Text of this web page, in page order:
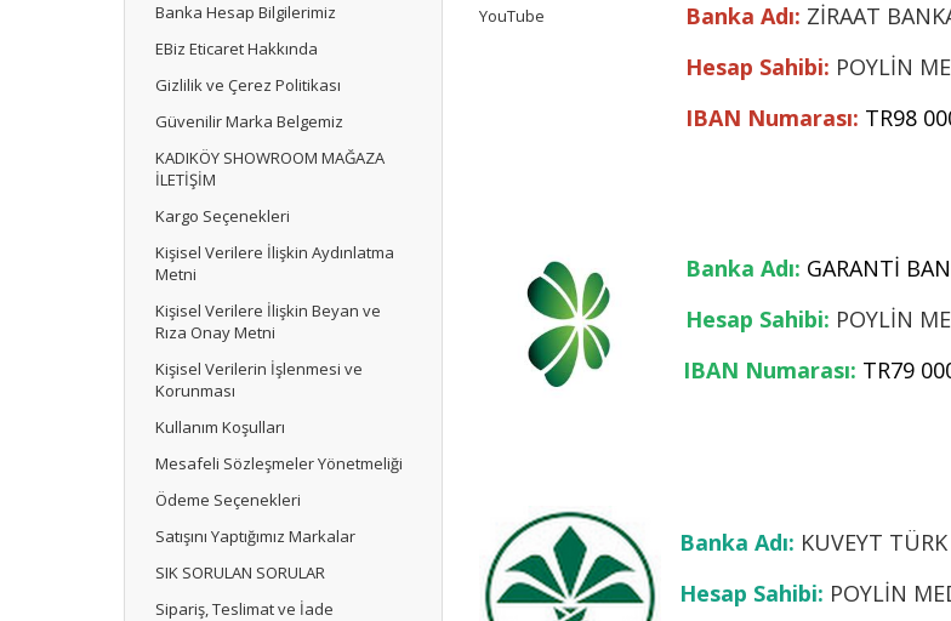
Banka Hesap Bilgilerimiz
EBiz Eticaret Hakkında
Gizlilik ve Çerez Politikası
Güvenilir Marka Belgemiz
KADIKÖY SHOWROOM MAĞAZA
İLETİŞİM
Kargo Seçenekleri
Kişisel Verilere İlişkin Aydınlatma
Metni
Kişisel Verilere İlişkin Beyan ve
Rıza Onay Metni
Kişisel Verilerin İşlenmesi ve
Korunması
Kullanım Koşulları
Mesafeli Sözleşmeler Yönetmeliği
Ödeme Seçenekleri
Satışını Yaptığımız Markalar
SIK SORULAN SORULAR
Sipariş, Teslimat ve İade
Banka Adı: ZİRAAT
Hesap Sahibi: POYLİN
IBAN Numarası: TR98
Banka Adı: GARANTİ
Hesap Sahibi: POYLİN
IBAN Numarası: TR79
Banka Adı: KUVEYT
Hesap Sahibi: POYLİN